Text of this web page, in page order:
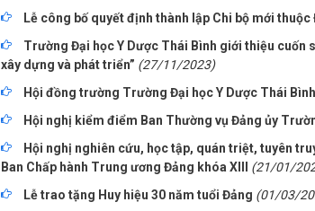
Lễ công bố quyết định thành lập Chi bộ mới
Trường Đại học Y Dược Thái Bình giới thiệu cuốn
xây dựng và phát triển” (27/11/2023)
Hội đồng trường Trường Đại học Y Dược Thái
Hội nghị kiểm điểm Ban Thường vụ Đảng ủy
Hội nghị nghiên cứu, học tập, quán triệt, tuyên
Ban Chấp hành Trung ương Đảng khóa XIII
(21/01/
Lễ trao tặng Huy hiệu 30 năm tuổi Đảng (01/03/